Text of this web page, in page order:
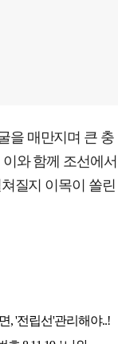
을 매만지며 큰 충
와 함께 조선에서
질지 이목이 쏠린